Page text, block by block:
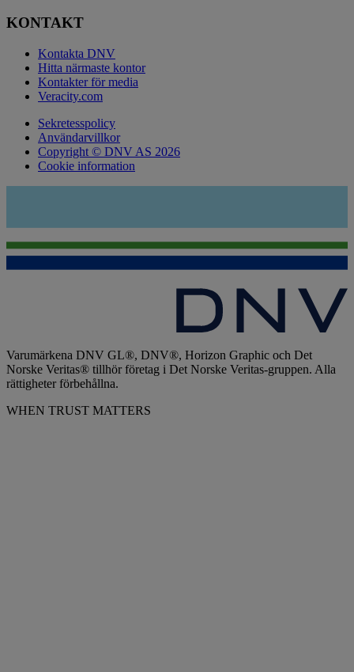
KONTAKT
Kontakta DNV
Hitta närmaste kontor
Kontakter för media
Veracity.com
Sekretesspolicy
Användarvillkor
Copyright © DNV AS 2026
Cookie information
Varumärkena DNV GL®, DNV®, Horizon Graphic och Det
Norske Veritas® tillhör företag i Det Norske Veritas-gruppen. Alla
rättigheter förbehållna.
WHEN TRUST MATTERS